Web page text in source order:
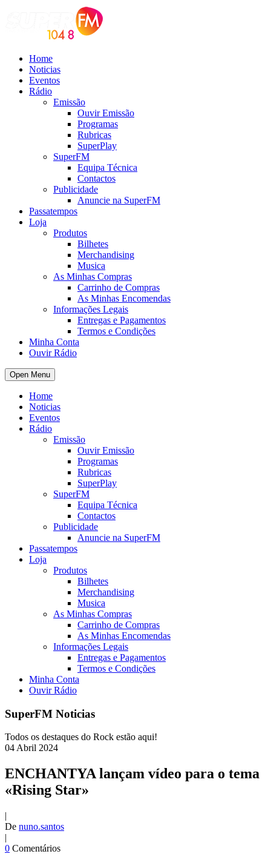
Home
Noticias
Eventos
Rádio
Emissão
Ouvir Emissão
Programas
Rubricas
SuperPlay
SuperFM
Equipa Técnica
Contactos
Publicidade
Anuncie na SuperFM
Passatempos
Loja
Produtos
Bilhetes
Merchandising
Musica
As Minhas Compras
Carrinho de Compras
As Minhas Encomendas
Informações Legais
Entregas e Pagamentos
Termos e Condições
Minha Conta
Ouvir Rádio
Open Menu
Home
Noticias
Eventos
Rádio
Emissão
Ouvir Emissão
Programas
Rubricas
SuperPlay
SuperFM
Equipa Técnica
Contactos
Publicidade
Anuncie na SuperFM
Passatempos
Loja
Produtos
Bilhetes
Merchandising
Musica
As Minhas Compras
Carrinho de Compras
As Minhas Encomendas
Informações Legais
Entregas e Pagamentos
Termos e Condições
Minha Conta
Ouvir Rádio
SuperFM Noticias
Todos os destaques do Rock estão aqui!
04Abril 2024
ENCHANTYA lançam vídeo para o tema
«Rising Star»
|
De nuno.santos
|
0 Comentários